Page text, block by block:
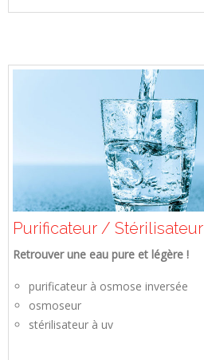
Purificateur / Stérilisateur
Retrouver une eau pure et légère !
purificateur à osmose inversée
osmoseur
stérilisateur à uv